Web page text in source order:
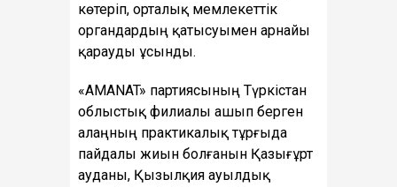
көтеріп, орталық мемлекеттік
органдардың қатысуымен арнайы
қарауды ұсынды.
«AMANAT» партиясының Түркістан
облыстық филиалы ашып берген
алаңның практикалық тұрғыда
пайдалы жиын болғанын Қазығұрт
ауданы, Қызылқия ауылдық